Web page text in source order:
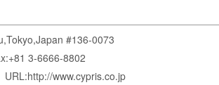
#136-0073
3-6666-8802
www.cypris.co.jp